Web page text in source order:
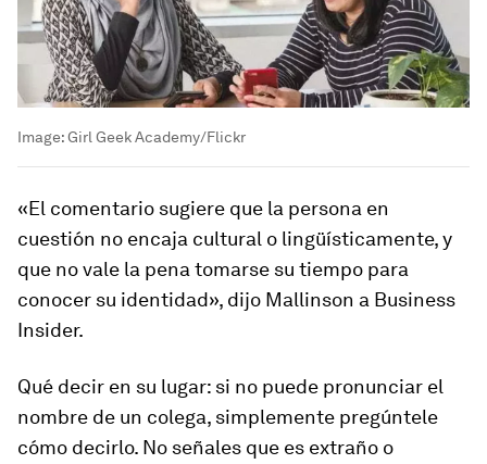
Image:Girl Geek Academy/Flickr
«El comentario sugiere que la persona en
cuestión no encaja cultural o lingüísticamente, y
que no vale la pena tomarse su tiempo para
conocer su identidad», dijo Mallinson a Business
Insider.
Qué decir en su lugar: si no puede pronunciar el
nombre de un colega, simplemente pregúntele
cómo decirlo. No señales que es extraño o